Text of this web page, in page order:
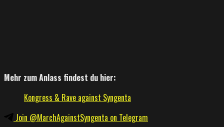
Mehr zum Anlass findest du hier:
Kongress & Rave against Syngenta
Join @MarchAgainstSyngenta on Telegram